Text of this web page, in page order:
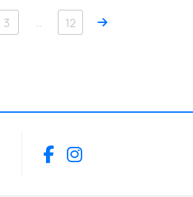
3 … 12 Próximo
Facebook
Instagram